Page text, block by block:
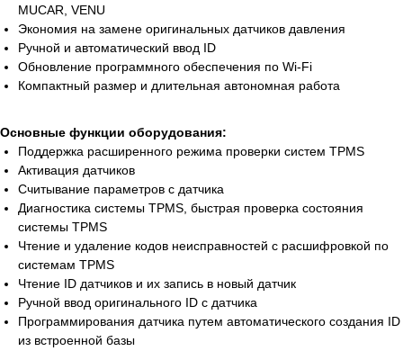
MUCAR, VENU
Экономия на замене оригинальных датчиков давления
Ручной и автоматический ввод ID
Обновление программного обеспечения по Wi-Fi
Компактный размер и длительная автономная работа
Основные функции оборудования:
Поддержка расширенного режима проверки систем TPMS
Активация датчиков
Считывание параметров с датчика
Диагностика системы TPMS, быстрая проверка состояния
системы TPMS
Чтение и удаление кодов неисправностей с расшифровкой по
системам TPMS
Чтение ID датчиков и их запись в новый датчик
Ручной ввод оригинального ID с датчика
Программирования датчика путем автоматического создания ID
из встроенной базы